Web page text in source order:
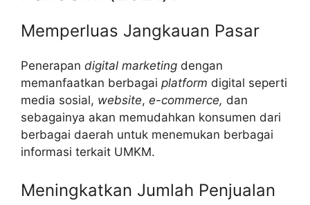
Memperluas Jangkauan Pasar
Penerapan digital marketing dengan
memanfaatkan berbagai platform digital seperti
media sosial, website, e-commerce, dan
sebagainya akan memudahkan konsumen dari
berbagai daerah untuk menemukan berbagai
informasi terkait UMKM.
Meningkatkan Jumlah Penjualan